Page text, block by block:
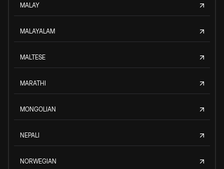
MALAY
MALAYALAM
MALTESE
MARATHI
MONGOLIAN
NEPALI
NORWEGIAN